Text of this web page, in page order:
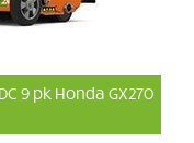
9 pk Honda GX270